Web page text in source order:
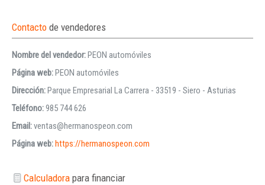
Contacto de vendedores
Nombre del vendedor:PEON automóviles
Página web:PEON automóviles
Dirección:Parque Empresarial La Carrera - 33519 - Siero - Asturias
Teléfono:985 744 626
Email:ventas@hermanospeon.com
Página web:https://hermanospeon.com
Calculadorapara financiar